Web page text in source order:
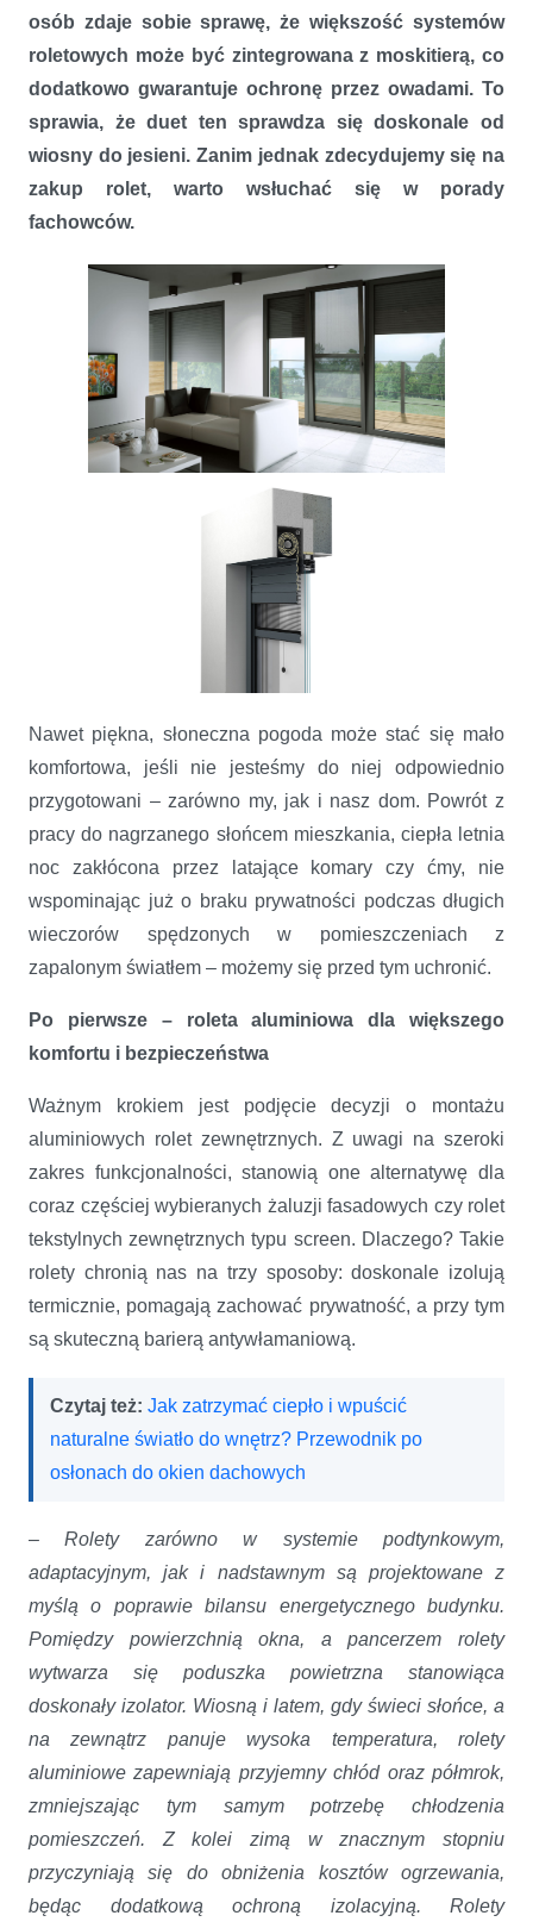
osób zdaje sobie sprawę, że większość systemów
roletowych może być zintegrowana z moskitierą, co
dodatkowo gwarantuje ochronę przez owadami. To
sprawia, że duet ten sprawdza się doskonale od
wiosny do jesieni. Zanim jednak zdecydujemy się na
zakup rolet, warto wsłuchać się w porady
fachowców.
Nawet piękna, słoneczna pogoda może stać się mało
komfortowa, jeśli nie jesteśmy do niej odpowiednio
przygotowani – zarówno my, jak i nasz dom. Powrót z
pracy do nagrzanego słońcem mieszkania, ciepła letnia
noc zakłócona przez latające komary czy ćmy, nie
wspominając już o braku prywatności podczas długich
wieczorów spędzonych w pomieszczeniach z
zapalonym światłem – możemy się przed tym uchronić.
Po pierwsze – roleta aluminiowa dla większego
komfortu i bezpieczeństwa
Ważnym krokiem jest podjęcie decyzji o montażu
aluminiowych rolet zewnętrznych. Z uwagi na szeroki
zakres funkcjonalności, stanowią one alternatywę dla
coraz częściej wybieranych żaluzji fasadowych czy rolet
tekstylnych zewnętrznych typu screen. Dlaczego? Takie
rolety chronią nas na trzy sposoby: doskonale izolują
termicznie, pomagają zachować prywatność, a przy tym
są skuteczną barierą antywłamaniową.
Czytaj też: Jak zatrzymać ciepło i wpuścić
naturalne światło do wnętrz? Przewodnik po
osłonach do okien dachowych
–Rolety zarówno w systemie podtynkowym,
adaptacyjnym, jak i nadstawnym są projektowane z
myślą o poprawie bilansu energetycznego budynku.
Pomiędzy powierzchnią okna, a pancerzem rolety
wytwarza się poduszka powietrzna stanowiąca
doskonały izolator. Wiosną i latem, gdy świeci słońce, a
na zewnątrz panuje wysoka temperatura, rolety
aluminiowe zapewniają przyjemny chłód oraz półmrok,
zmniejszając tym samym potrzebę chłodzenia
pomieszczeń. Z kolei zimą w znacznym stopniu
przyczyniają się do obniżenia kosztów ogrzewania,
będąc dodatkową ochroną izolacyjną. Rolety